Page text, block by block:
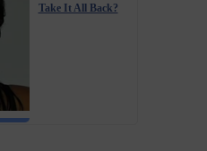
Take It All Back?